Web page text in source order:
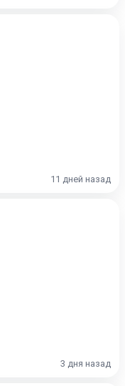
11 дней назад
3 дня назад